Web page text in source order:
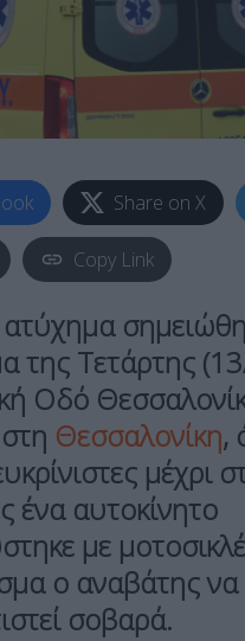
Share on X
Copy Link
της Τετάρτης
Οδό
Θεσσαλονίκη,
μέχρι
ένα αυτοκίνητο
με
ο αναβάτης να
σοβαρά.